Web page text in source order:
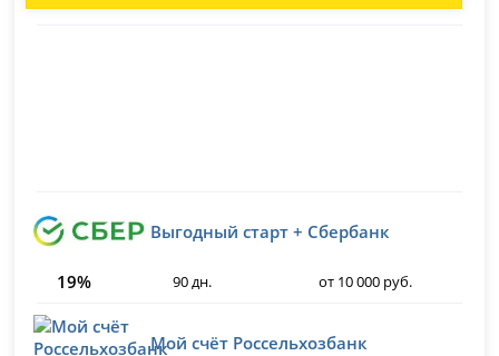
Выгодный старт + Сбербанк
19% 90 дн. от 10 000 руб.
Мой счёт Россельхозбанк